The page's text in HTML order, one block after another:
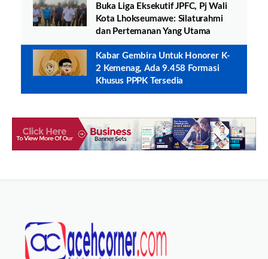
Buka Liga Eksekutif JPFC, Pj Wali
Kota Lhokseumawe: Silaturahmi
dan Pertemanan Yang Utama
Kabar Gembira Untuk Honorer K-
2 Kemenag, Ada 9.458 Formasi
Khusus PPPK Tersedia